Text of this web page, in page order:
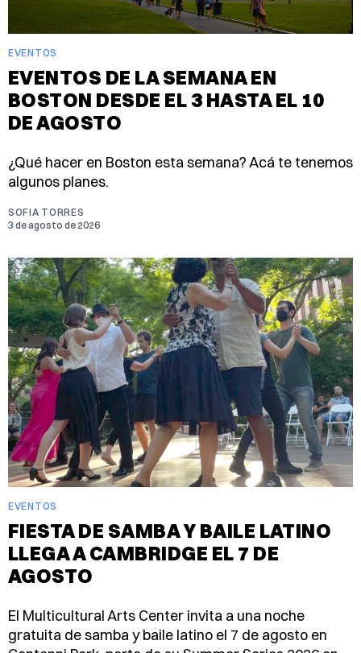
EVENTOS
EVENTOS DE LA SEMANA EN
BOSTON DESDE EL 3 HASTA EL 10
DE AGOSTO
¿Qué hacer en Boston esta semana? Acá te tenemos
algunos planes.
SOFIA TORRES
3 de agosto de 2026
EVENTOS
FIESTA DE SAMBA Y BAILE LATINO
LLEGA A CAMBRIDGE EL 7 DE
AGOSTO
El Multicultural Arts Center invita a una noche
gratuita de samba y baile latino el 7 de agosto en